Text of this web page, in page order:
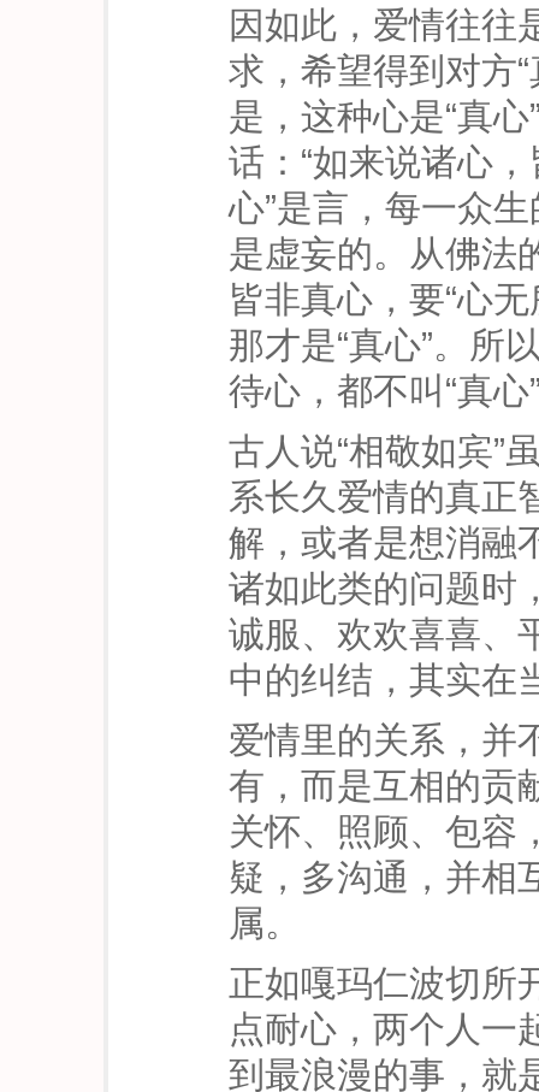
因如此，爱情往往
求，希望得到对方
是，这种心是“真
话：“如来说诸心
心”是言，每一众
是虚妄的。从佛法
皆非真心，要“心
那才是“真心”。所
待心，都不叫“真心
古人说“相敬如宾”
系长久爱情的真正
解，或者是想消融
诸如此类的问题时
诚服、欢欢喜喜、
中的纠结，其实在
爱情里的关系，并
有，而是互相的贡
关怀、照顾、包容
疑，多沟通，并相
属。
正如嘎玛仁波切所
点耐心，两个人一
到最浪漫的事，就